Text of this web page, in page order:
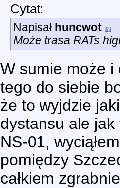
Cytat:
Napisał huncwot
Może trasa RATs
W sumie może i
tego do siebie
że to wyjdzie
dystansu ale jak
NS-01,
pomiędzy
całkiem